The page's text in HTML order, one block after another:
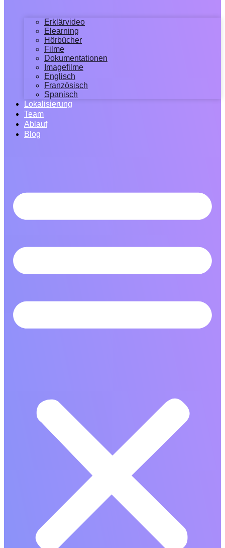
Erklärvideo
Elearning
Hörbücher
Filme
Dokumentationen
Imagefilme
Englisch
Französisch
Spanisch
Lokalisierung
Team
Ablauf
Blog